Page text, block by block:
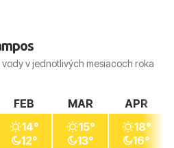
v jednotlivých mesiacoch roka
FEB
14°
12°
MAR
15°
13°
APR
18°
16°